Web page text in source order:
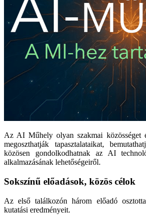
Az AI Műhely olyan szakmai közösséget
megoszthatják tapasztalataikat,
közösen gondolkodhatnak az AI
alkalmazásának lehetőségeiről.
Sokszínű előadások, közös célok
Az első találkozón három előadó
kutatási eredményeit.